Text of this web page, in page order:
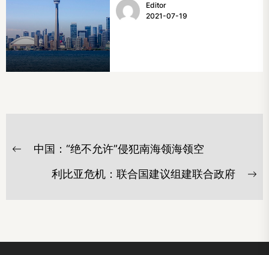
Editor
2021-07-19
文
章Previous
中国：“绝不允许”侵犯南海领海领空
利比亚危机：联合国建议组建联合政府